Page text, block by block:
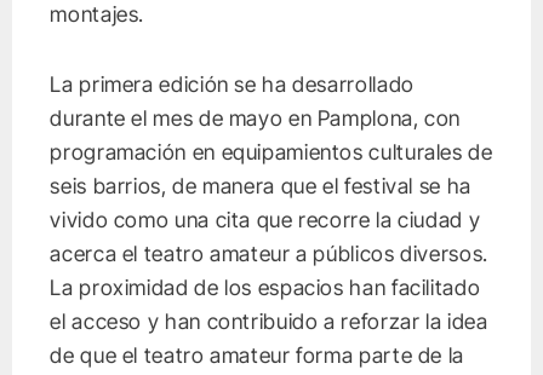
montajes.
La primera edición se ha desarrollado
durante el mes de mayo en Pamplona, con
programación en equipamientos culturales de
seis barrios, de manera que el festival se ha
vivido como una cita que recorre la ciudad y
acerca el teatro amateur a públicos diversos.
La proximidad de los espacios han facilitado
el acceso y han contribuido a reforzar la idea
de que el teatro amateur forma parte de la